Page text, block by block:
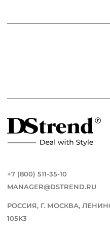
+7 (800) 511-35-10
MANAGER@DSTREND.RU
РОССИЯ, Г. МОСКВА,
105К3